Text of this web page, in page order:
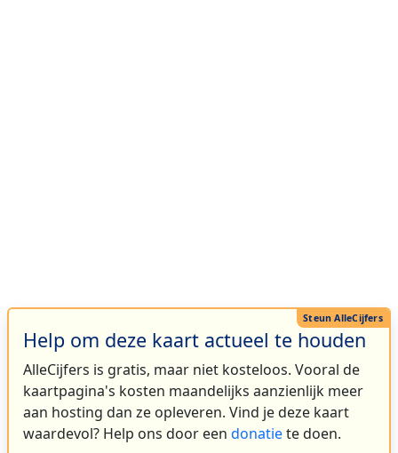
Help om deze kaart actueel te houden
AlleCijfers is gratis, maar niet kosteloos. Vooral de
kaartpagina's kosten maandelijks aanzienlijk meer
aan hosting dan ze opleveren. Vind je deze kaart
waardevol? Help ons door een donatiete doen.